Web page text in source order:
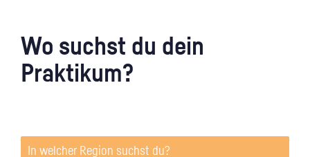
Wo suchst du dein
Praktikum?